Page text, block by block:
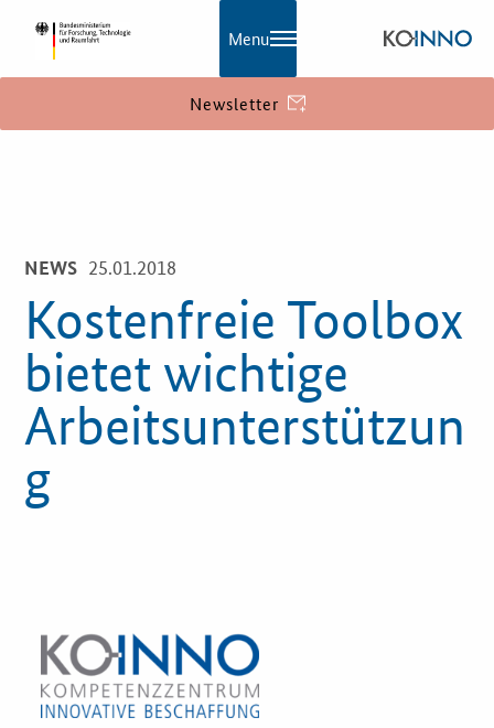
Praxisbeispiele
Publikationen
KOINNOmagazin
Weitere Informationen
Kontakt
Menu
Newsletter
NEWS 25.01.2018
Kostenfreie Toolbox
bietet wichtige
Arbeitsunterstützun
g